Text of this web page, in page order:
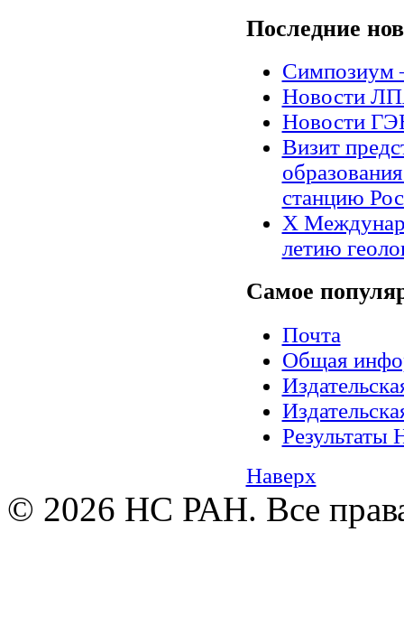
Последние
Симпозиум
Новости
Новости
Визит
станцию
X
летию
Самое
Почта
Общая
Наверх
© 2026 НС РАН. Все